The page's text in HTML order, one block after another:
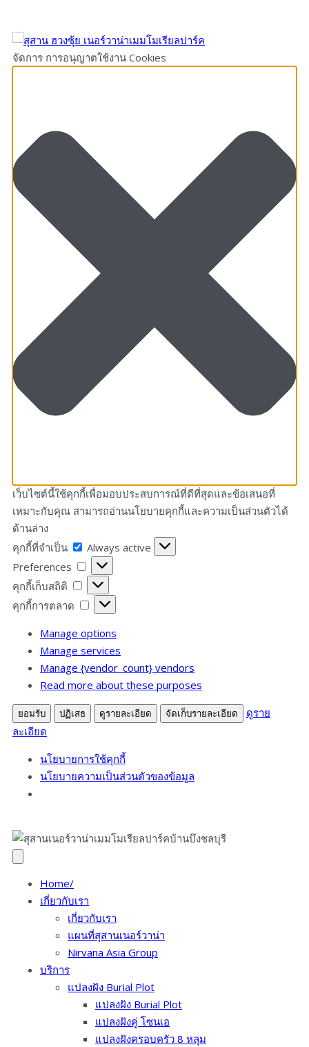
จัดการ การอนุญาตใช้งาน Cookies
เว็บไซต์นี้ใช้คุกกี้เพื่อมอบประสบการณ์ที่ดีที่สุดและข้อเสนอที่
เหมาะกับคุณ สามารถอ่านนโยบายคุกกี้และความเป็นส่วนตัวได้
ด้านล่าง
คุกกี้ที่จำเป็น
คุกกี้
ที่
จำเป็น
Always active
Preferences
Preferences
คุกกี้เก็บสถิติ
คุกกี้
เก็บ
สถิติ
คุกกี้การตลาด
คุกกี้
ตลาด
Manage options
Manage services
Manage {vendor_count} vendors
Read more about these purposes
ยอมรับ ปฏิเสธ ดูรายละเอียด จัดเก็บรายละเอียด
ดูราย
ละเอียด
นโยบายการใช้คุกกี้
นโยบายความเป็นส่วนตัวของข้อมูล
Home/
เกี่ยวกับเรา
เกี่ยวกับเรา
แผนที่สุสานเนอร์วาน่า
Nirvana Asia Group
บริการ
แปลงฝัง Burial Plot
แปลงฝัง Burial Plot
แปลงฝังคู่ โซนเอ
แปลงฝังครอบครัว 8 หลุม